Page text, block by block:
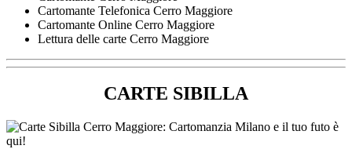
Cartomante Telefonica Cerro Maggiore
Cartomante Online Cerro Maggiore
Lettura delle carte Cerro Maggiore
CARTE SIBILLA